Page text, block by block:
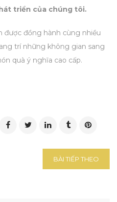
triển của chúng tôi.
được đồng hành cùng nhiều
trí những không gian sang
quà ý nghĩa cao cấp.
BÀI TIẾP THEO